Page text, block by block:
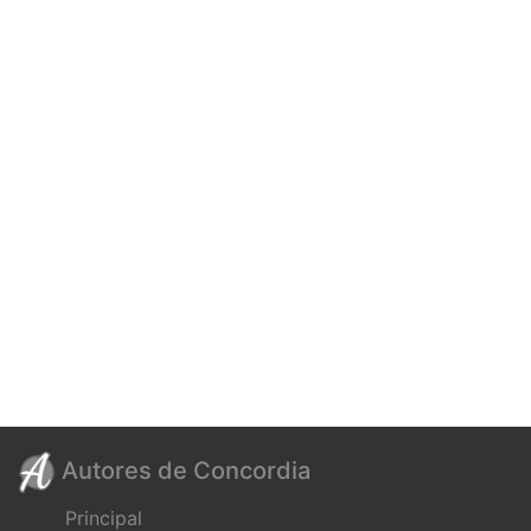
Autores de Concordia
Principal